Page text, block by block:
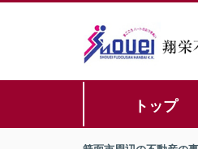
トップ